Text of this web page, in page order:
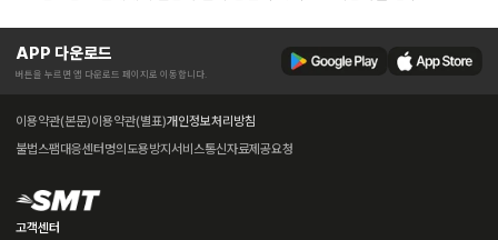
APP 다운로드
버튼을 누르면 앱 다운로드 페이지로 이동합니다.
이용약관(본문)이용약관(별표)개인정보처리방침
불법스팸대응센터 명의도용방지서비스통신자료제공요청
고객센터